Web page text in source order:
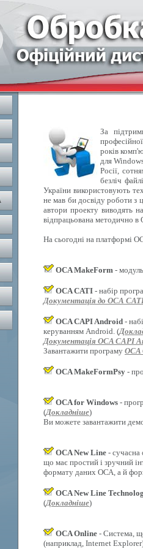
За
років
для
Росії,
безліч
України використовують
не мав би досвіду роботи з
автори проекту виводять
відпрацьована методично в
На сьогодні на платформі
OCA MakeForm -
OCA CATI - набір
Документація до ОСА
OCA CAPI Android -
керуванням Android. (
Документація OCA CAPI
Завантажити програму
OCA MakeFormPsy -
OCA for Windows -
(Докладніше)
Ви можете завантажити
OCA New Line - сучасна
що має простий і зручний
формату даних ОСА, а й
OCA New Line
(Докладніше)
OCA Online - Система,
(наприклад, Internet